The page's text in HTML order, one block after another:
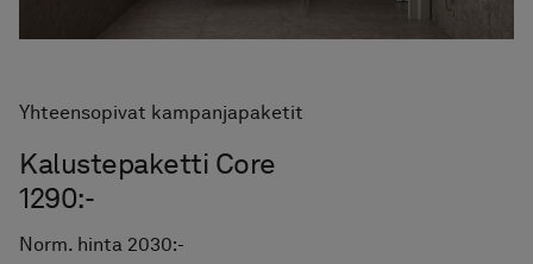
Suihkutilan Pile-
säilytysratkaisu
Yhteensopivat kampanjapaketit
Kalustepaketti Core
1290:-
Norm. hinta 2030:-